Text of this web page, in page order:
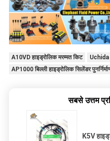
A10VD हाइड्रोलिक मरम्मत किट
Uchida
AP1000 बिल्ली हाइड्रोलिक सिलेंडर
सबसे उत्तम
K5V